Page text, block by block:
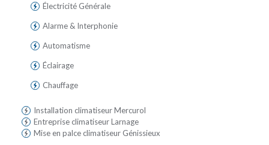
Électricité Générale
Alarme & Interphonie
Automatisme
Éclairage
Chauffage
Installation climatiseur Mercurol
Entreprise climatiseur Larnage
Mise en palce climatiseur Génissieux